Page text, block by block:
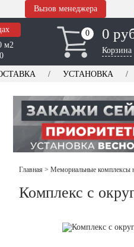
Вызов менеджера
м2
0
0 0
Корзина
УСТАНОВКА
Главная > Мемориальные комплексы
Комплекс с